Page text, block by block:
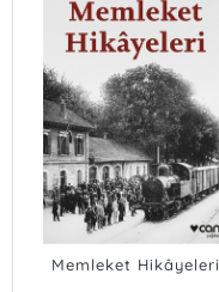
Memleket Hikâyeleri